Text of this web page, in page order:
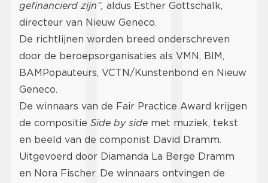
gefinancierd zijn”, aldus Esther Gottschalk,
directeur van Nieuw Geneco.
De richtlijnen worden breed onderschreven
door de beroepsorganisaties als VMN, BIM,
BAMPopauteurs, VCTN/Kunstenbond en Nieuw
Geneco.
De winnaars van de Fair Practice Award krijgen
de compositie Side by side met muziek, tekst
en beeld van de componist David Dramm.
Uitgevoerd door Diamanda La Berge Dramm
en Nora Fischer. De winnaars ontvingen de